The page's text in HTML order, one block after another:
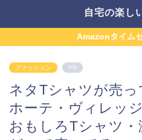
自宅の楽し
Amazonタイム
ファッション PR
ネタTシャツが売
ホーテ・ヴィレッ
おもしろTシャツ・